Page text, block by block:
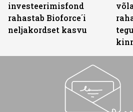
investeerimisfond
rahastab Bioforce´i
neljakordset kasvu